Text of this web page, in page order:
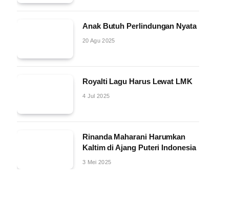
Anak Butuh Perlindungan Nyata
20 Agu 2025
Royalti Lagu Harus Lewat LMK
4 Jul 2025
Rinanda Maharani Harumkan
Kaltim di Ajang Puteri Indonesia
3 Mei 2025